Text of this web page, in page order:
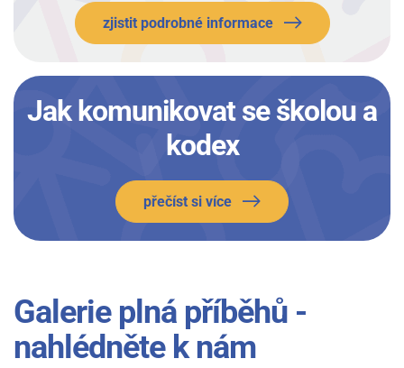
zjistit podrobné informace
Jak komunikovat se školou a
kodex
přečíst si více
Galerie plná příběhů -
nahlédněte k nám